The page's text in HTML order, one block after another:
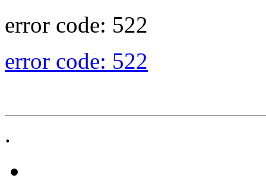
error code: 522
error code: 522
.